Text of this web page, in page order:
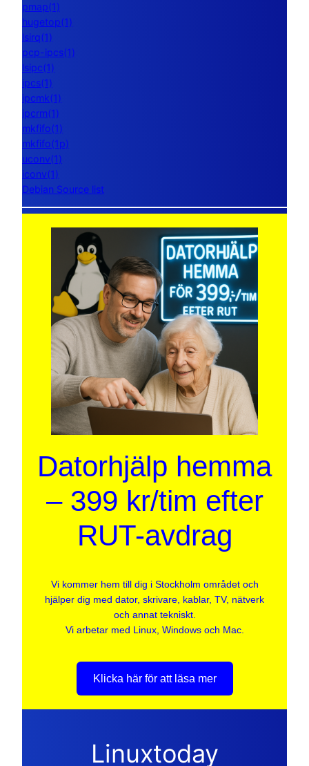
pmap(1)
hugetop(1)
lsirq(1)
pcp-ipcs(1)
lsipc(1)
ipcs(1)
ipcmk(1)
ipcrm(1)
mkfifo(1)
mkfifo(1p)
uconv(1)
iconv(1)
Debian Source list
Datorhjälp hemma
– 399 kr/tim efter
RUT-avdrag
Vi kommer hem till dig i Stockholm området och
hjälper dig med dator, skrivare, kablar, TV, nätverk
och annat tekniskt.
Vi arbetar med Linux, Windows och Mac.
Klicka här för att läsa mer
Linuxtoday